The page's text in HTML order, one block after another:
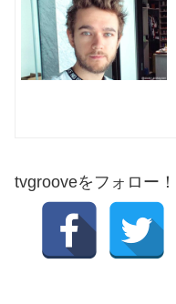
tvgrooveをフォロー！